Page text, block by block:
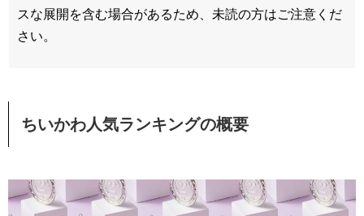
スな展開を含む場合があるため、未読の方はご注意くだ
さい。
ちいかわ人気ランキングの概要